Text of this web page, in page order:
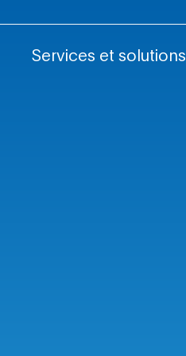
Services et solutions